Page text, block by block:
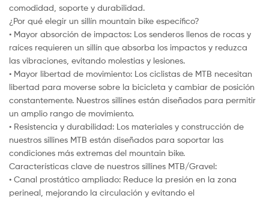
comodidad, soporte y durabilidad.
¿Por qué elegir un sillín mountain bike específico?
• Mayor absorción de impactos: Los senderos llenos de rocas y
raíces requieren un sillín que absorba los impactos y reduzca
las vibraciones, evitando molestias y lesiones.
• Mayor libertad de movimiento: Los ciclistas de MTB necesitan
libertad para moverse sobre la bicicleta y cambiar de posición
constantemente. Nuestros sillines están diseñados para permitir
un amplio rango de movimiento.
• Resistencia y durabilidad: Los materiales y construcción de
nuestros sillines MTB están diseñados para soportar las
condiciones más extremas del mountain bike.
Características clave de nuestros sillines MTB/Gravel:
• Canal prostático ampliado: Reduce la presión en la zona
perineal, mejorando la circulación y evitando el